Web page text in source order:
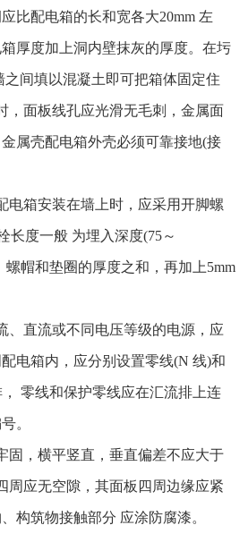
比配电箱的长和宽各大20mm 左
厚度加上洞内壁抹灰的厚度。在圬
间填以混凝土即可把箱体固定住
面板线孔应光滑无毛刺，金属面
属壳配电箱外壳必须可靠接地(接
箱安装在墙上时，应采用开脚螺
长度一般 为埋入深度(75～
螺帽和垫圈的厚度之和，再加上5mm
直流或不同电压等级的电源，应
电箱内，应分别设置零线(N 线)和
零线和保护零线应在汇流排上连
。
，横平竖直，垂直偏差不应大于
周应无空隙，其面板四周边缘应紧
构筑物接触部分 应涂防腐漆。